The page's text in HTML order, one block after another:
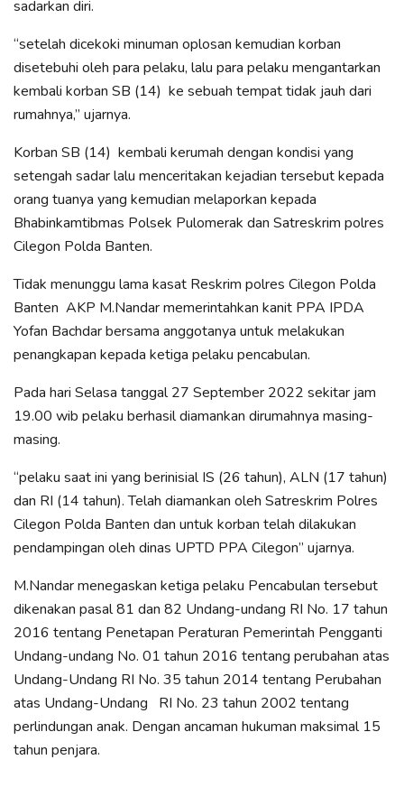
sadarkan diri.
“setelah dicekoki minuman oplosan kemudian korban
disetebuhi oleh para pelaku, lalu para pelaku mengantarkan
kembali korban SB (14) ke sebuah tempat tidak jauh dari
rumahnya,” ujarnya.
Korban SB (14) kembali kerumah dengan kondisi yang
setengah sadar lalu menceritakan kejadian tersebut kepada
orang tuanya yang kemudian melaporkan kepada
Bhabinkamtibmas Polsek Pulomerak dan Satreskrim polres
Cilegon Polda Banten.
Tidak menunggu lama kasat Reskrim polres Cilegon Polda
Banten AKP M.Nandar memerintahkan kanit PPA IPDA
Yofan Bachdar bersama anggotanya untuk melakukan
penangkapan kepada ketiga pelaku pencabulan.
Pada hari Selasa tanggal 27 September 2022 sekitar jam
19.00 wib pelaku berhasil diamankan dirumahnya masing-
masing.
“pelaku saat ini yang berinisial IS (26 tahun), ALN (17 tahun)
dan RI (14 tahun). Telah diamankan oleh Satreskrim Polres
Cilegon Polda Banten dan untuk korban telah dilakukan
pendampingan oleh dinas UPTD PPA Cilegon” ujarnya.
M.Nandar menegaskan ketiga pelaku Pencabulan tersebut
dikenakan pasal 81 dan 82 Undang-undang RI No. 17 tahun
2016 tentang Penetapan Peraturan Pemerintah Pengganti
Undang-undang No. 01 tahun 2016 tentang perubahan atas
Undang-Undang RI No. 35 tahun 2014 tentang Perubahan
atas Undang-Undang RI No. 23 tahun 2002 tentang
perlindungan anak. Dengan ancaman hukuman maksimal 15
tahun penjara.